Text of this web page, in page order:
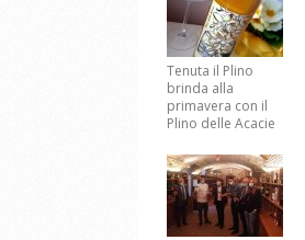
Tenuta il Plino
brinda alla
primavera con il
Plino delle Acacie